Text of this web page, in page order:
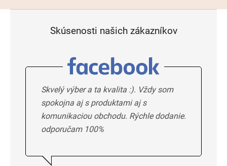
Skúsenosti našich zákazníkov
Skvelý výber a ta kvalita :). Vždy som
spokojna aj s produktami aj s
komunikaciou obchodu. Rýchle dodanie.
odporučam 100%